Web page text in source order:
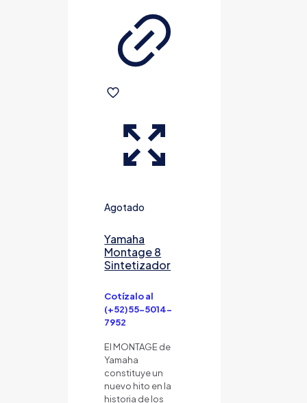
Agotado
Yamaha
Montage 8
Sintetizador
Cotízalo al
(+52)55-5014-
7952
El MONTAGE de
Yamaha
constituye un
nuevo hito en la
historia de los